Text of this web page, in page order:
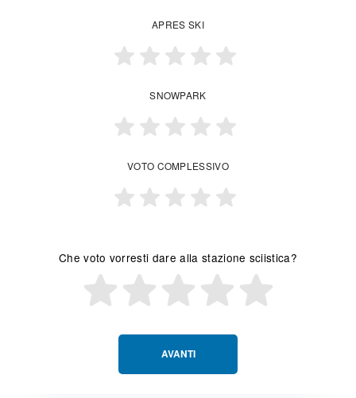
AVANTI
APRES SKI
SNOWPARK
VOTO COMPLESSIVO
Che voto vorresti dare alla stazione sciistica?